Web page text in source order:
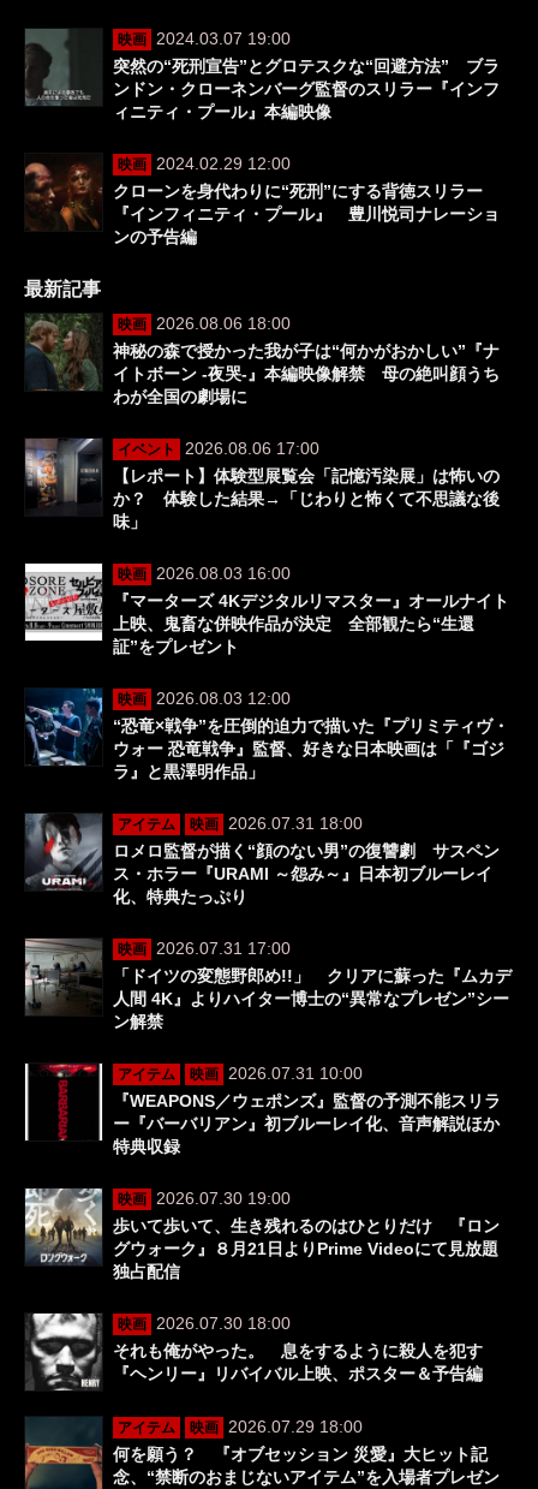
映画
2024.03.07 19:00
突然の“死刑宣告”とグロテスクな“回避方法” ブラ
ンドン・クローネンバーグ監督のスリラー『インフ
ィニティ・プール』本編映像
映画
2024.02.29 12:00
クローンを身代わりに“死刑”にする背徳スリラー
『インフィニティ・プール』 豊川悦司ナレーショ
ンの予告編
最新記事
映画
2026.08.06 18:00
神秘の森で授かった我が子は“何かがおかしい”『ナ
イトボーン -夜哭-』本編映像解禁 母の絶叫顔うち
わが全国の劇場に
イベント
2026.08.06 17:00
【レポート】体験型展覧会「記憶汚染展」は怖いの
か？ 体験した結果→「じわりと怖くて不思議な後
味」
映画
2026.08.03 16:00
『マーターズ 4Kデジタルリマスター』オールナイト
上映、鬼畜な併映作品が決定 全部観たら“生還
証”をプレゼント
映画
2026.08.03 12:00
“恐竜×戦争”を圧倒的迫力で描いた『プリミティヴ・
ウォー 恐竜戦争』監督、好きな日本映画は「『ゴジ
ラ』と黒澤明作品」
アイテム 映画
2026.07.31 18:00
ロメロ監督が描く“顔のない男”の復讐劇 サスペン
ス・ホラー『URAMI ～怨み～』日本初ブルーレイ
化、特典たっぷり
映画
2026.07.31 17:00
「ドイツの変態野郎め!!」 クリアに蘇った『ムカデ
人間 4K』よりハイター博士の“異常なプレゼン”シー
ン解禁
アイテム 映画
2026.07.31 10:00
『WEAPONS／ウェポンズ』監督の予測不能スリラ
ー『バーバリアン』初ブルーレイ化、音声解説ほか
特典収録
映画
2026.07.30 19:00
歩いて歩いて、生き残れるのはひとりだけ 『ロン
グウォーク』８月21日よりPrime Videoにて見放題
独占配信
映画
2026.07.30 18:00
それも俺がやった。 息をするように殺人を犯す
『ヘンリー』リバイバル上映、ポスター＆予告編
アイテム 映画
2026.07.29 18:00
何を願う？ 『オブセッション 災愛』大ヒット記
念、“禁断のおまじないアイテム”を入場者プレゼン